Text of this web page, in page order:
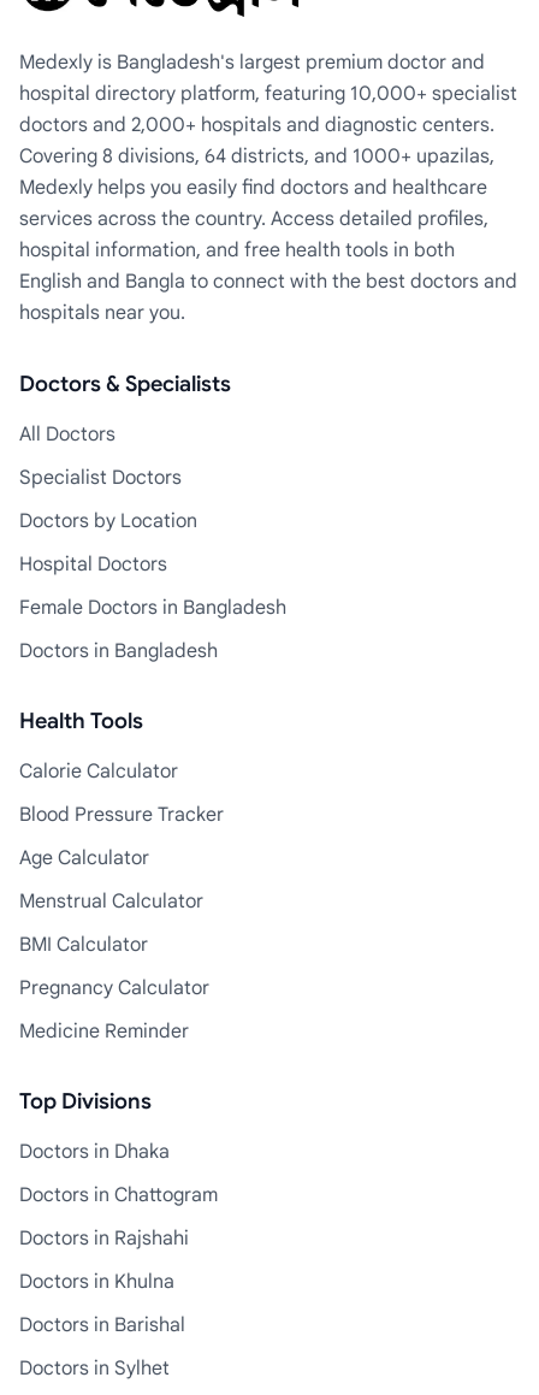
Medexly is Bangladesh's largest premium doctor and
hospital directory platform, featuring 10,000+ specialist
doctors and 2,000+ hospitals and diagnostic centers.
Covering 8 divisions, 64 districts, and 1000+ upazilas,
Medexly helps you easily find doctors and healthcare
services across the country. Access detailed profiles,
hospital information, and free health tools in both
English and Bangla to connect with the best doctors and
hospitals near you.
Doctors & Specialists
All Doctors
Specialist Doctors
Doctors by Location
Hospital Doctors
Female Doctors in Bangladesh
Doctors in Bangladesh
Health Tools
Calorie Calculator
Blood Pressure Tracker
Age Calculator
Menstrual Calculator
BMI Calculator
Pregnancy Calculator
Medicine Reminder
Top Divisions
Doctors in Dhaka
Doctors in Chattogram
Doctors in Rajshahi
Doctors in Khulna
Doctors in Barishal
Doctors in Sylhet